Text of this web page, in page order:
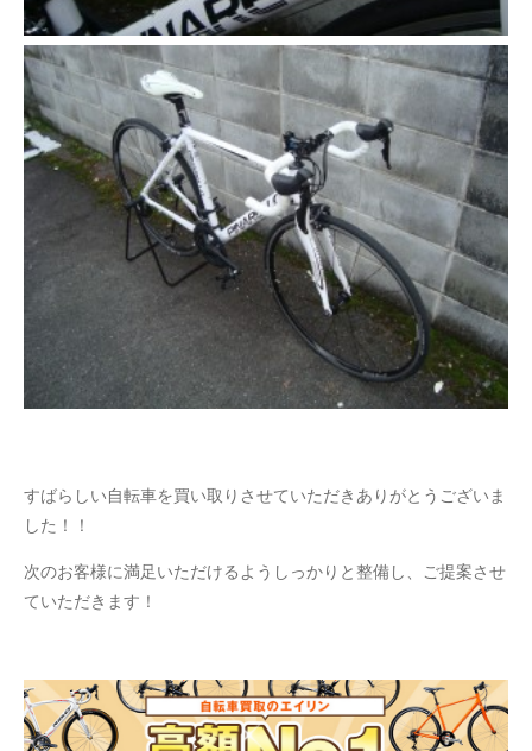
すばらしい自転車を買い取りさせていただきありがとうございま
した！！
次のお客様に満足いただけるようしっかりと整備し、ご提案させ
ていただきます！